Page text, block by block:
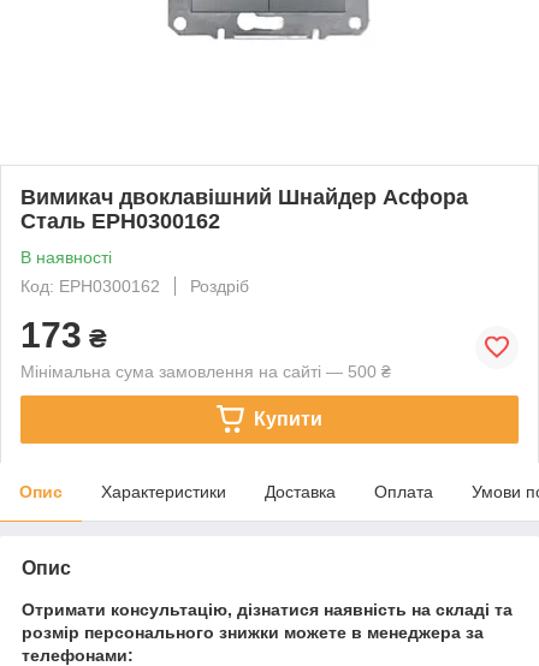
Вимикач двоклавішний Шнайдер Асфора
Сталь EPH0300162
В наявності
Код: EPH0300162
Роздріб
173 ₴
Мінімальна сума замовлення на сайті — 500 ₴
Купити
Опис Характеристики Доставка Оплата Умови
Опис
Отримати консультацію, дізнатися наявність на складі та
розмір персонального знижки можете в менеджера за
телефонами: